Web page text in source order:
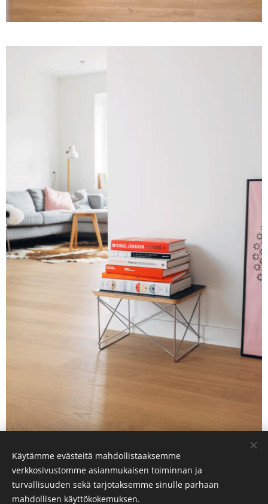
Share
Käytämme evästeitä mahdollistaaksemme
verkkosivustomme asianmukaisen toiminnan ja
turvallisuuden sekä tarjotaksemme sinulle parhaan
mahdollisen käyttökokemuksen.